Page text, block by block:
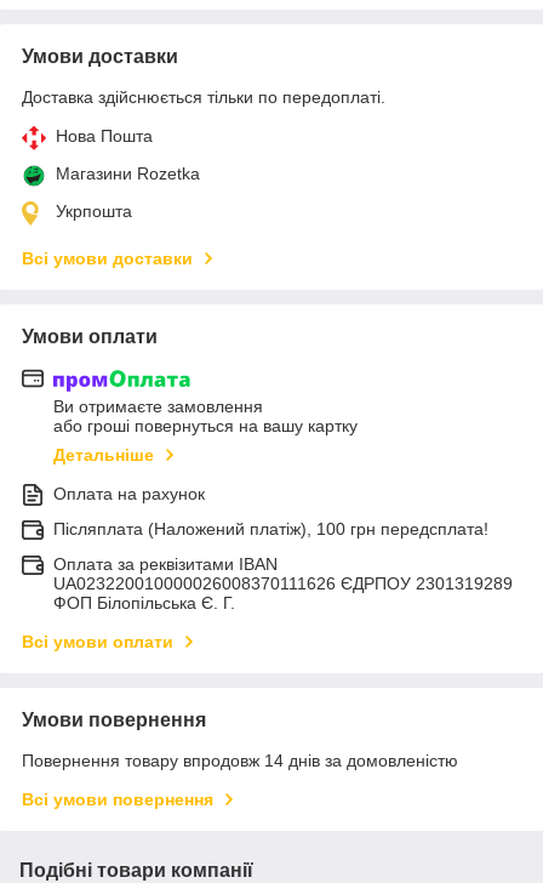
Умови доставки
Доставка здійснюється тільки по передоплаті.
Нова Пошта
Магазини Rozetka
Укрпошта
Всі умови доставки
Умови оплати
Ви отримаєте замовлення
або гроші повернуться на вашу картку
Детальніше
Оплата на рахунок
Післяплата (Наложений платіж), 100 грн передсплата!
Оплата за реквізитами IBAN
UA023220010000026008370111626 ЄДРПОУ 2301319289
ФОП Білопільська Є. Г.
Всі умови оплати
Умови повернення
Повернення товару впродовж 14 днів за домовленістю
Всі умови повернення
Подібні товари компанії